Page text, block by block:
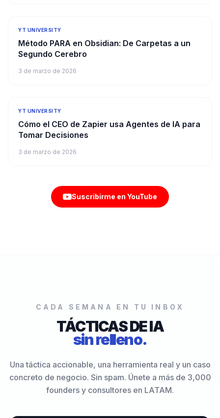
YT UNIVERSITY
Método PARA en Obsidian: De Carpetas a un
Segundo Cerebro
3 de marzo de 2026
YT UNIVERSITY
Cómo el CEO de Zapier usa Agentes de IA para
Tomar Decisiones
3 de marzo de 2026
Suscribirme en YouTube
CADA SEMANA EN TU INBOX
TÁCTICAS DE IA
sin relleno.
Una táctica accionable, una herramienta real y un caso
concreto de negocio. Sin spam. Únete a más de 3,000
founders y consultores en LATAM.